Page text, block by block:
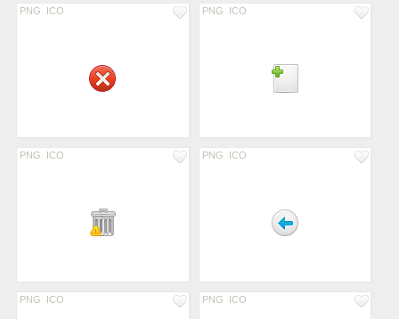
PNG ICO PNG ICO
PNG ICO PNG ICO
PNG ICO PNG ICO